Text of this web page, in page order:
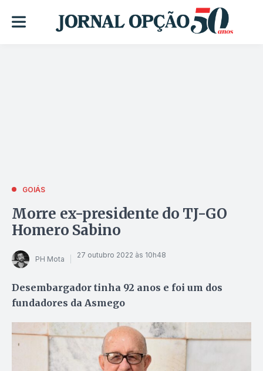
GOIÁS
Morre ex-presidente do TJ-GO
Homero Sabino
PH Mota 27 outubro 2022 às 10h48
Desembargador tinha 92 anos e foi um dos
fundadores da Asmego